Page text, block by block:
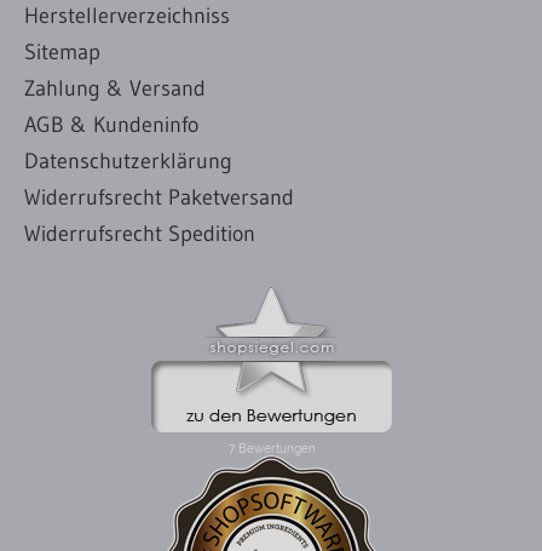
Herstellerverzeichniss
Sitemap
Zahlung & Versand
AGB & Kundeninfo
Datenschutzerklärung
Widerrufsrecht Paketversand
Widerrufsrecht Spedition